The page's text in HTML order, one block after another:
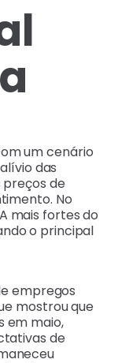
um cenário
das
de
No
mais fortes do
o principal
empregos
mostrou que
em maio,
de